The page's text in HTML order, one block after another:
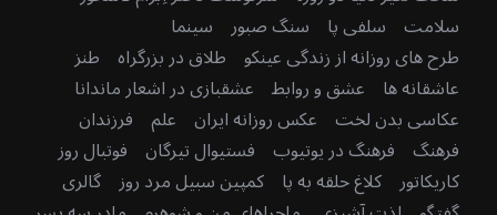
سلامت سلفی پا سنگ صبور سینما
طرح های روزانه از زندگی عینکو طلاق در بزرگراه طنز
عاشقانه ها عشق و روابط عشقبازی در اشعار ماندانا
عکاسی بدن لخت عکس روزانه ایران علم فرزندان
فرهنگ فرهنگ در یوتیوب فستیوال تیرگان فوتبال روز
کاریکاتور کلاغ حلقه به پا کمپین سبیل مرد روز گالری